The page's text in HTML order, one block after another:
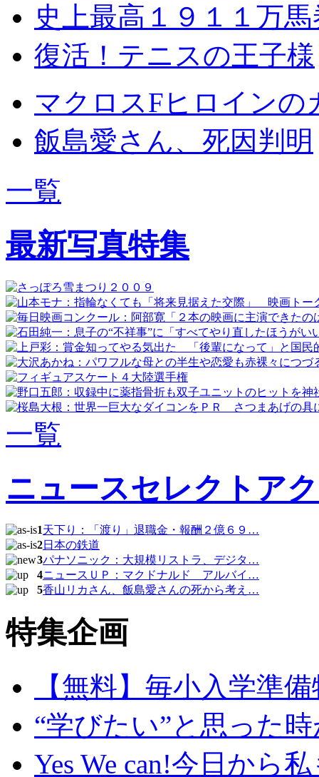
史上最高１９１１万馬
復活！テニスの王子様
マクロスFヒロインの
飯島愛さん、死因判明
一覧
最新写真特集
一覧
ニュースセレクトア
1天下り：「渡り」退職金・報酬２億６９…
2日本の鉄道
3パナソニック：大規模リストラ、デジタ…
4ニュースＵＰ：マクドナルド アルバイ…
5香山リカさん、飯島愛さんの死から考え…
特集企画
【無料】毎小入学準
“学びたい”と思った
Yes We can!今日から